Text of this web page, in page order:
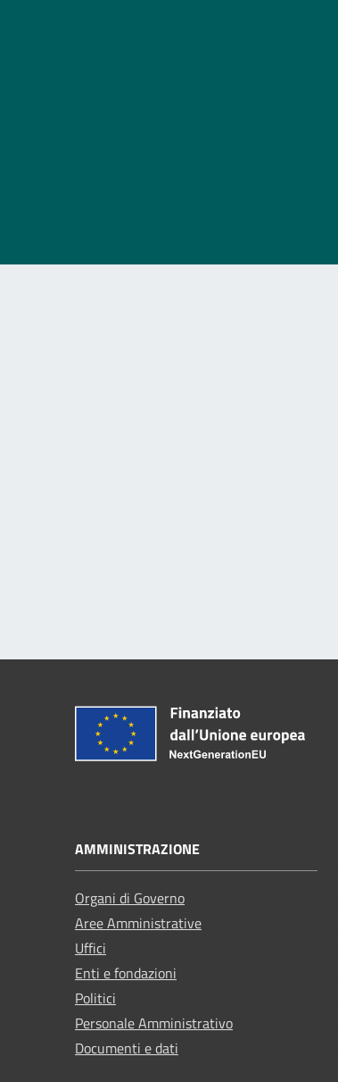
AMMINISTRAZIONE
Organi di Governo
Aree Amministrative
Uffici
Enti e fondazioni
Politici
Personale Amministrativo
Documenti e dati